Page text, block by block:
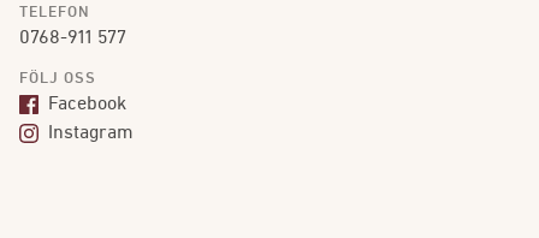
TELEFON
0768-911 577
FÖLJ OSS
Facebook
Instagram